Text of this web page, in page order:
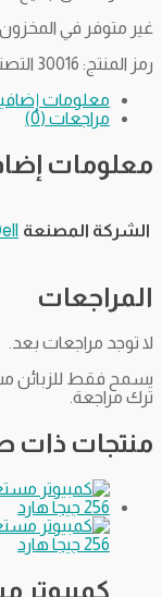
غير متوفر في المخزون
رمز المنتج: 30016
معلومات
مراجعات (0)
معلومات
الشركة المصنعة
المراجعات
لا توجد مراجعات بعد.
يسمح فقط للزبائن
ترك مراجعة.
منتجات ذات